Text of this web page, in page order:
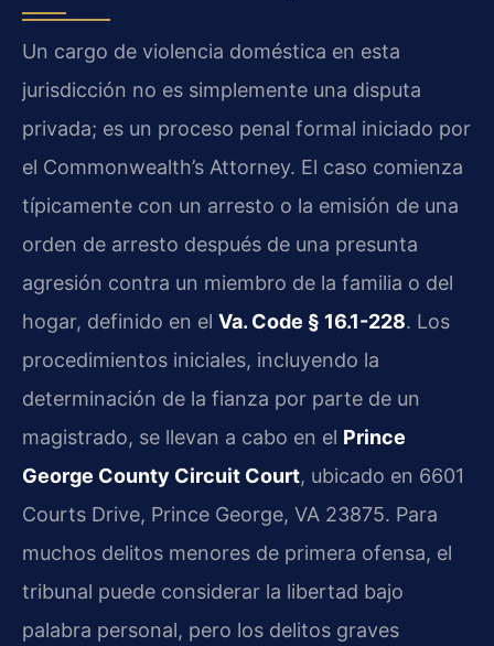
Un cargo de violencia doméstica en esta
jurisdicción no es simplemente una disputa
privada; es un proceso penal formal iniciado por
el Commonwealth’s Attorney. El caso comienza
típicamente con un arresto o la emisión de una
orden de arresto después de una presunta
agresión contra un miembro de la familia o del
hogar, definido en el Va. Code § 16.1-228. Los
procedimientos iniciales, incluyendo la
determinación de la fianza por parte de un
magistrado, se llevan a cabo en el Prince
George County Circuit Court, ubicado en 6601
Courts Drive, Prince George, VA 23875. Para
muchos delitos menores de primera ofensa, el
tribunal puede considerar la libertad bajo
palabra personal, pero los delitos graves